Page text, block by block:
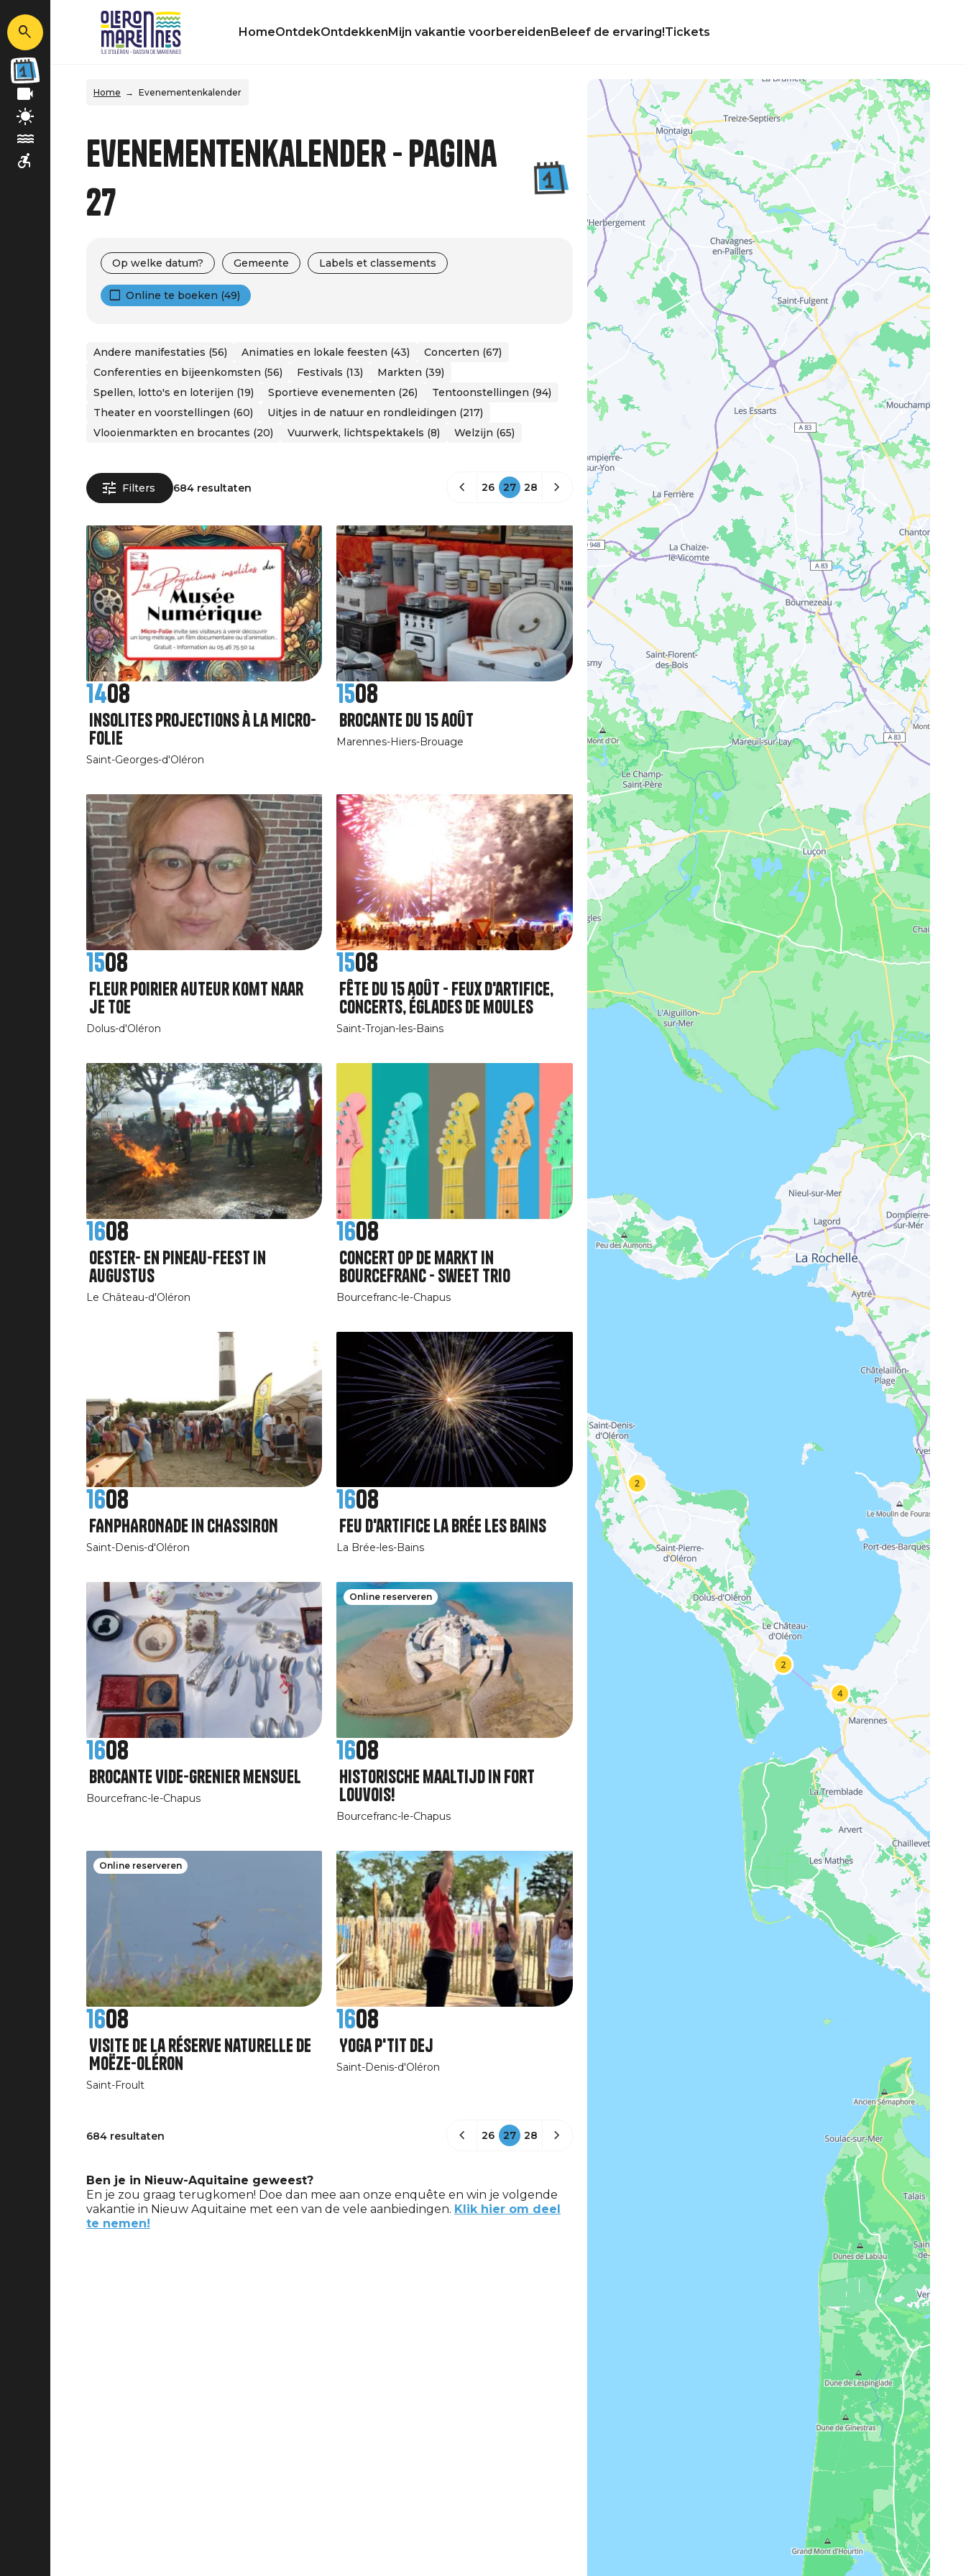
HomeOntdekOntdekkenMijn vakantie voorbereidenBeleef de ervaring!Tickets
Home Evenementenkalender
Evenementenkalender - Pagina
27
Op welke datum? Gemeente Labels et classements
Online te boeken (49)
Andere manifestaties (56) Animaties en lokale feesten (43)
Concerten (67)
Conferenties en bijeenkomsten (56)
Festivals (13)
Markten (39)
Spellen, lotto's en loterijen (19)
Sportieve evenementen (26)
Tentoonstellingen (94)
Theater en voorstellingen (60)
Uitjes in de natuur en rondleidingen (217)
Vlooienmarkten en brocantes (20)
Vuurwerk, lichtspektakels (8) Welzijn (65)
Filters 684 resultaten 26 27 28
1408
Insolites projections à la Micro-
Folie
Saint-Georges-d'Oléron
1508
Brocante du 15 août
Marennes-Hiers-Brouage
1508
Fleur Poirier Auteur komt naar
je toe
Dolus-d'Oléron
1508
Fête du 15 août - Feux d'artifice,
concerts, églades de moules
Saint-Trojan-les-Bains
1608
Oester- en Pineau-feest in
augustus
Le Château-d'Oléron
1608
concert op de markt in
Bourcefranc - Sweet Trio
Bourcefranc-le-Chapus
1608
FANPHARONADE in CHASSIRON
Saint-Denis-d'Oléron
1608
Feu d'artifice La Brée les Bains
La Brée-les-Bains
1608
Brocante Vide-grenier mensuel
Bourcefranc-le-Chapus
Online reserveren
1608
Historische maaltijd in Fort
Louvois!
Bourcefranc-le-Chapus
Online reserveren
1608
Visite de la réserve naturelle de
Moëze-Oléron
Saint-Froult
1608
Yoga P'tit dej
Saint-Denis-d'Oléron
684 resultaten 26 27 28
Ben je in Nieuw-Aquitaine geweest?
En je zou graag terugkomen! Doe dan mee aan onze enquête en win je volgende
vakantie in Nieuw Aquitaine met een van de vele aanbiedingen. Klik hier om deel
te nemen!